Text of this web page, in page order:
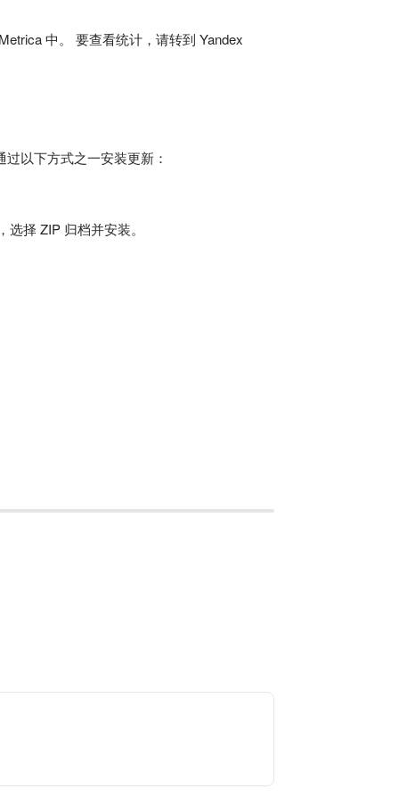
中。 要查看统计，请转到 Yandex
以下方式之一安装更新：
，选择 ZIP 归档并安装。